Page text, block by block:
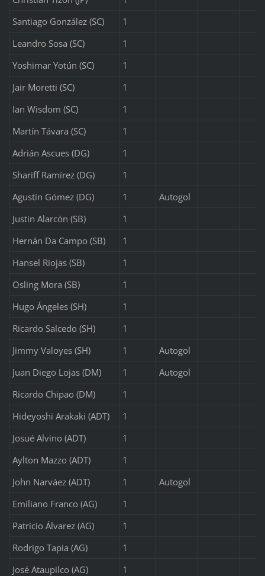
Santiago González (SC)
1
Leandro Sosa (SC)
1
Yoshimar Yotún (SC)
1
Jair Moretti (SC)
1
Ian Wisdom (SC)
1
Martín Távara (SC)
1
Adrián Ascues (DG)
1
Shariff Ramírez (DG)
1
Agustín Gómez (DG)
1
Autogol
Justin Alarcón (SB)
1
Hernán Da Campo (SB)
1
Hansel Riojas (SB)
1
Osling Mora (SB)
1
Hugo Ángeles (SH)
1
Ricardo Salcedo (SH)
1
Jimmy Valoyes (SH)
1
Autogol
Juan Diego Lojas (DM)
1
Autogol
Ricardo Chipao (DM)
1
Hideyoshi Arakaki (ADT)
1
Josué Alvino (ADT)
1
Aylton Mazzo (ADT)
1
John Narváez (ADT)
1
Autogol
Emiliano Franco (AG)
1
Patricio Álvarez (AG)
1
Rodrigo Tapia (AG)
1
José Ataupilco (AG)
1